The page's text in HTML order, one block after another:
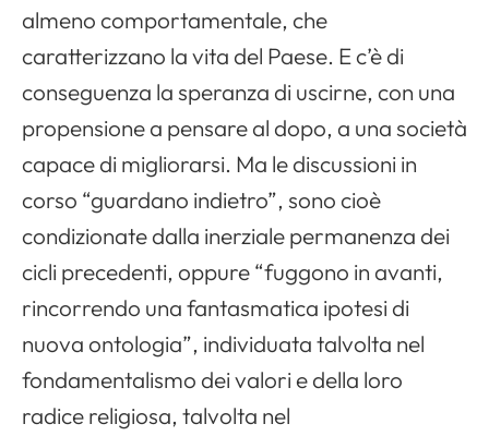
almeno comportamentale, che
caratterizzano la vita del Paese. E c’è di
conseguenza la speranza di uscirne, con una
propensione a pensare al dopo, a una società
capace di migliorarsi. Ma le discussioni in
corso “guardano indietro”, sono cioè
condizionate dalla inerziale permanenza dei
cicli precedenti, oppure “fuggono in avanti,
rincorrendo una fantasmatica ipotesi di
nuova ontologia”, individuata talvolta nel
fondamentalismo dei valori e della loro
radice religiosa, talvolta nel